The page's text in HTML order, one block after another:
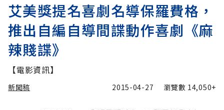
艾美獎提名喜劇名導保羅費格，
推出自編自導間諜動作喜劇《麻
辣賤諜》
【電影資訊】
新聞稿 2015-04-27 瀏覽數 14,050+